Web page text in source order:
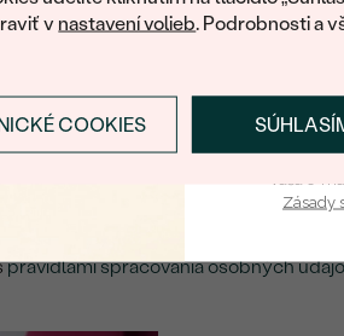
v nastavení volieb. Podrobnosti a
COOKIES
ZASLAŤ UPOZORNENIE NA TENTO
pravidlami spracovania osobných
Zásady